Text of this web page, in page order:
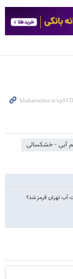
آبی - خشکسالی
آب تهران قرمز شد؟